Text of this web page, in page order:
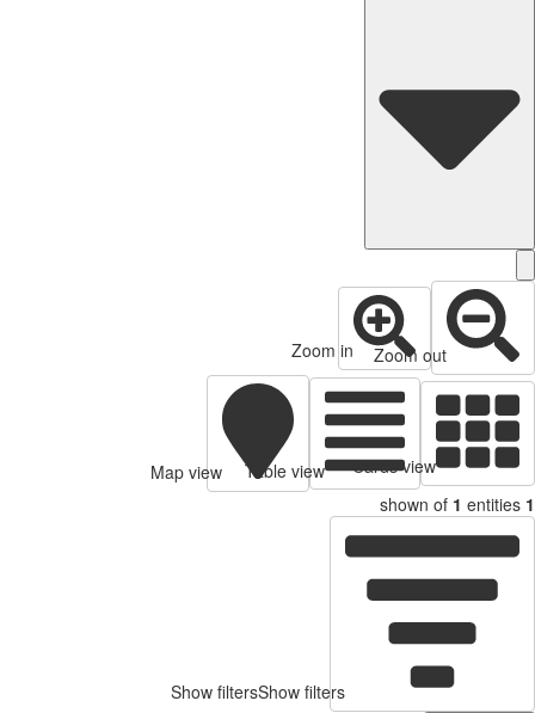
Zoom out
Zoom in
Cards view
Table view
Map view
shown of 1
Show filtersShow filters